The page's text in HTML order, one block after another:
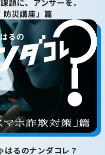
題に、アンサーを。
防災講座」篇
はるのナンダコレ？